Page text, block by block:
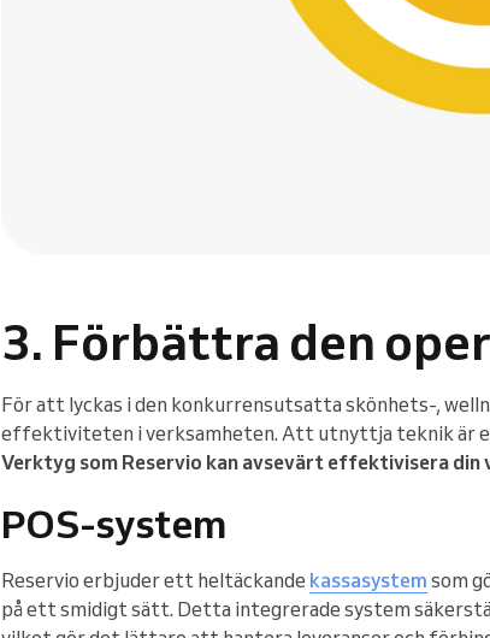
3. Förbättra den
För att lyckas i den konkurrensutsatta skönhets-,
effektiviteten i verksamheten. Att utnyttja teknik är
Verktyg som Reservio kan avsevärt effektivisera din
POS-system
Reservio erbjuder ett heltäckande kassasystem som
på ett smidigt sätt. Detta integrerade system